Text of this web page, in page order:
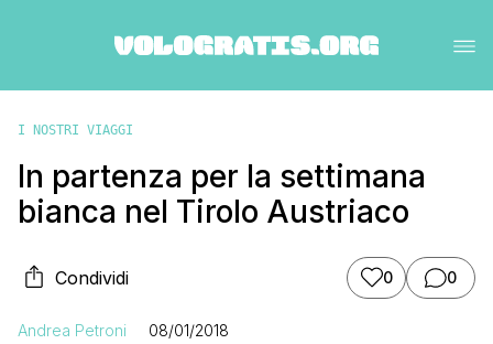
I NOSTRI VIAGGI
In partenza per la settimana
bianca nel Tirolo Austriaco
Condividi 0 0
Andrea Petroni 08/01/2018